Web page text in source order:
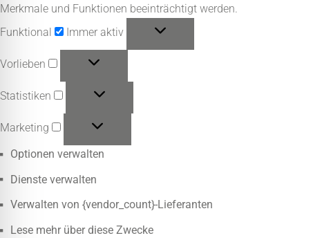
Merkmale und Funktionen beeinträchtigt werden.
Funktional
Funktional
Immer aktiv
Vorlieben Vorlieben
Statistiken Statistiken
Marketing Marketing
Optionen verwalten
Dienste verwalten
Verwalten von {vendor_count}-Lieferanten
Lese mehr über diese Zwecke